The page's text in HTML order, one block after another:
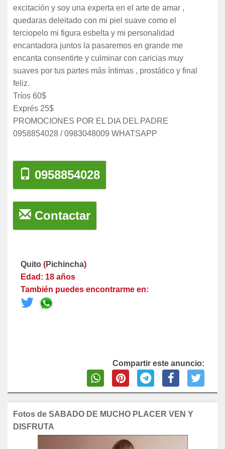
excitación y soy una experta en el arte de amar ,
quedaras deleitado con mi piel suave como el
terciopelo mi figura esbelta y mi personalidad
encantadora juntos la pasaremos en grande me
encanta consentirte y culminar con caricias muy
suaves por tus partes más íntimas , prostático y final
feliz.
Tríos 60$
Exprés 25$
PROMOCIONES POR EL DIA DEL PADRE
0958854028 / 0983048009 WHATSAPP
0958854028
Contactar
Quito (Pichincha)
Edad: 18 años
También puedes encontrarme en:
Compartir este anuncio:
Fotos de SABADO DE MUCHO PLACER VEN Y
DISFRUTA